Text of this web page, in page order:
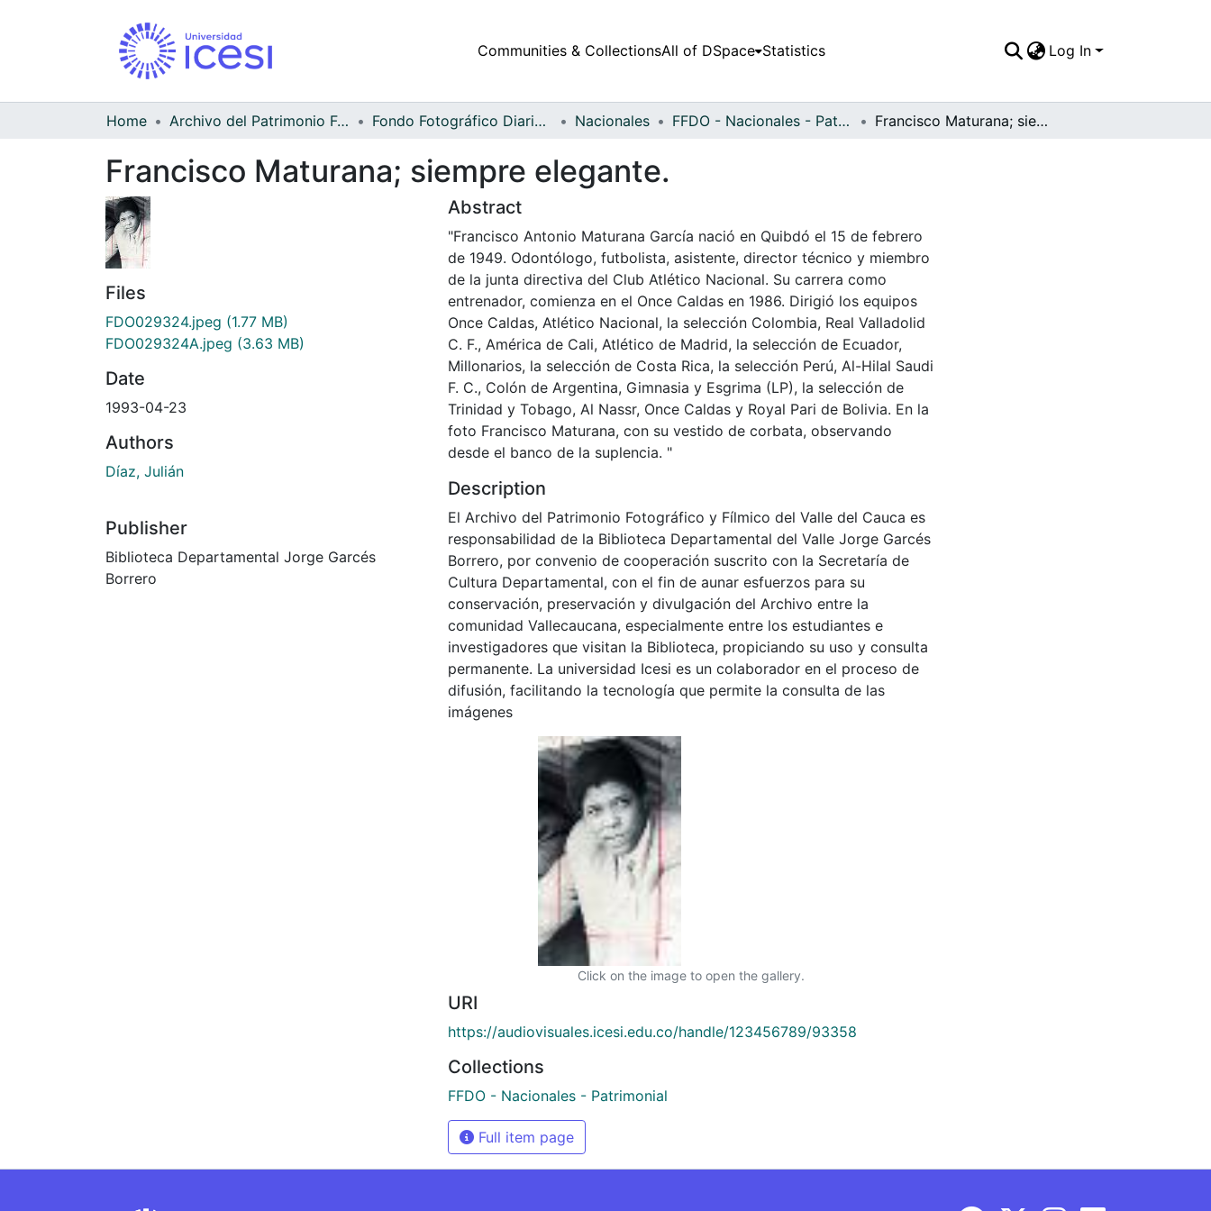
Communities & CollectionsAll of DSpace Statistics Log In
Home Archivo del Patrimonio Fotográfico y Fílmico del Valle del Cauca Fondo Fotográfico Diario Occidente Nacionales FFDO - Nacionales - Patrimonial Francisco Maturana; siempre elegante.
Francisco Maturana; siempre elegante.
Files
FDO029324.jpeg (1.77 MB)
FDO029324A.jpeg (3.63 MB)
Date
1993-04-23
Authors
Díaz, Julián
Publisher
Biblioteca Departamental Jorge Garcés
Borrero
Abstract
"Francisco Antonio Maturana García nació en Quibdó el 15 de febrero
de 1949. Odontólogo, futbolista, asistente, director técnico y miembro
de la junta directiva del Club Atlético Nacional. Su carrera como
entrenador, comienza en el Once Caldas en 1986. Dirigió los equipos
Once Caldas, Atlético Nacional, la selección Colombia, Real Valladolid
C. F., América de Cali, Atlético de Madrid, la selección de Ecuador,
Millonarios, la selección de Costa Rica, la selección Perú, Al-Hilal Saudi
F. C., Colón de Argentina, Gimnasia y Esgrima (LP), la selección de
Trinidad y Tobago, Al Nassr, Once Caldas y Royal Pari de Bolivia. En la
foto Francisco Maturana, con su vestido de corbata, observando
desde el banco de la suplencia. "
Description
El Archivo del Patrimonio Fotográfico y Fílmico del Valle del Cauca es
responsabilidad de la Biblioteca Departamental del Valle Jorge Garcés
Borrero, por convenio de cooperación suscrito con la Secretaría de
Cultura Departamental, con el fin de aunar esfuerzos para su
conservación, preservación y divulgación del Archivo entre la
comunidad Vallecaucana, especialmente entre los estudiantes e
investigadores que visitan la Biblioteca, propiciando su uso y consulta
permanente. La universidad Icesi es un colaborador en el proceso de
difusión, facilitando la tecnología que permite la consulta de las
imágenes
Click on the image to open the gallery.
URI
https://audiovisuales.icesi.edu.co/handle/123456789/93358
Collections
FFDO - Nacionales - Patrimonial
Full item page